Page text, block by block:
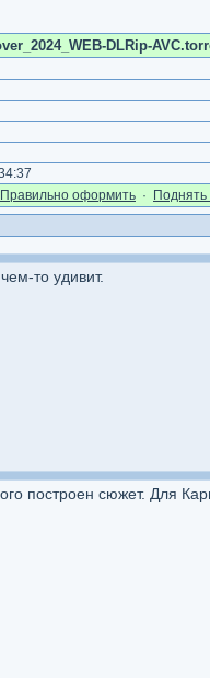
DLRip-
Правильно оформить · Поднять
то удивит.
построен сюжет. Для